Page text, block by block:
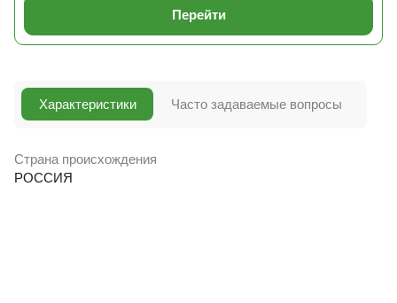
Перейти
Характеристики
Страна происхождения
РОССИЯ
Часто задаваемые вопросы